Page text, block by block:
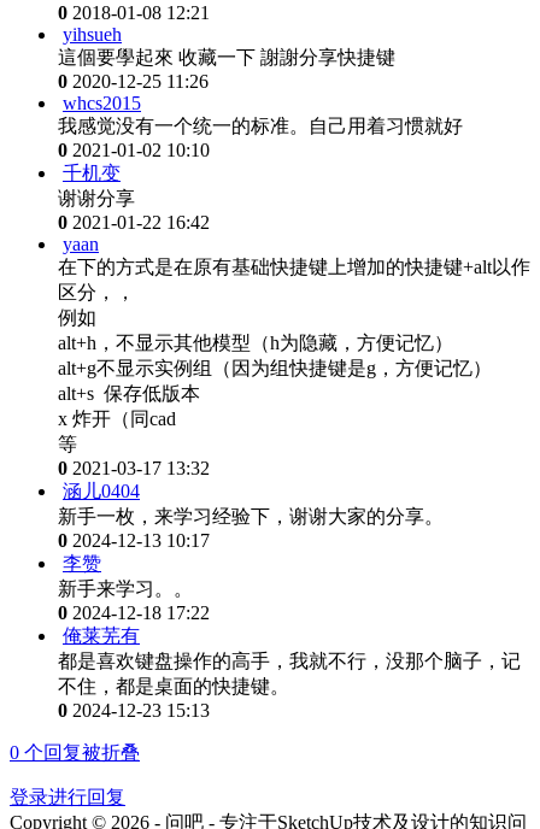
0 2018-01-08 12:21
yihsueh
這個要學起來 收藏一下 謝謝分享快捷键
0 2020-12-25 11:26
whcs2015
我感觉没有一个统一的标准。自己用着习惯就好
0 2021-01-02 10:10
千机变
谢谢分享
0 2021-01-22 16:42
yaan
在下的方式是在原有基础快捷键上增加的快捷键+alt以作
区分，，
例如
alt+h，不显示其他模型（h为隐藏，方便记忆）
alt+g不显示实例组（因为组快捷键是g，方便记忆）
alt+s 保存低版本
x 炸开（同cad
等
0 2021-03-17 13:32
涵儿0404
新手一枚，来学习经验下，谢谢大家的分享。
0 2024-12-13 10:17
李赞
新手来学习。。
0 2024-12-18 17:22
俺莱芜有
都是喜欢键盘操作的高手，我就不行，没那个脑子，记
不住，都是桌面的快捷键。
0 2024-12-23 15:13
0 个回复被折叠
登录进行回复
Copyright © 2026 - 问吧 - 专注于SketchUp技术及设计的知识问